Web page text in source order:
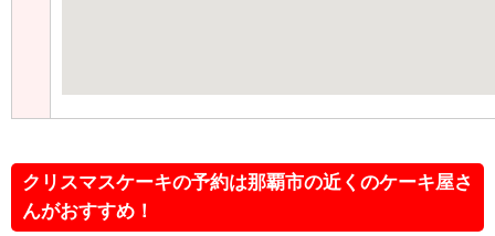
クリスマスケーキの予約は那覇市の近くのケーキ屋さ
んがおすすめ！